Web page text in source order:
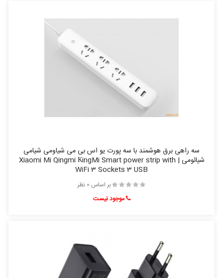
سه راهی برق هوشمند با سه پورت یو اس بی می شیاومی شیامی
شیائومی | Xiaomi Mi Qingmi КingMi Smart power strip with
WiFi 3 Sockets 3 USB
بر اساس 0 نظر
موجود نیست